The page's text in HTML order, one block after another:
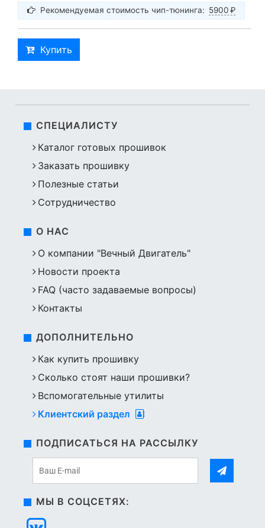
Рекомендуемая стоимость чип-тюнинга: 5900₽
Купить
СПЕЦИАЛИСТУ
Каталог готовых прошивок
Заказать прошивку
Полезные статьи
Сотрудничество
О НАС
О компании "Вечный Двигатель"
Новости проекта
FAQ (часто задаваемые вопросы)
Контакты
ДОПОЛНИТЕЛЬНО
Как купить прошивку
Сколько стоят наши прошивки?
Вспомогательные утилиты
Клиентский раздел
ПОДПИСАТЬСЯ НА РАССЫЛКУ
МЫ В СОЦСЕТЯХ: